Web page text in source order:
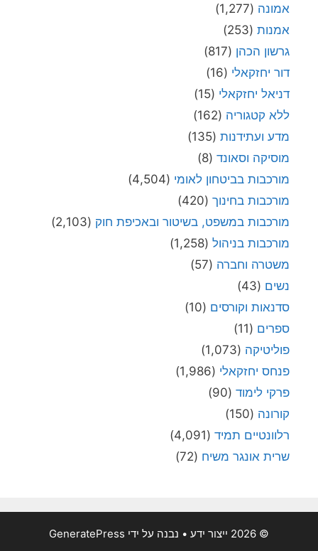
אמונה (1,277)
אמנות (253)
גרשון הכהן (817)
דור יחזקאלי (16)
דניאל יחזקאלי (15)
ללא קטגוריה (162)
מדע ועתידנות (135)
מוסיקה וסאונד (8)
מורכבות בביטחון לאומי (4,504)
מורכבות בחינוך (420)
מורכבות במשפט, בשיטור ובאכיפת חוק (2,103)
מורכבות בניהול (1,258)
משטרה וחברה (57)
נשים (43)
סדנאות וקורסים (10)
ספרים (11)
פוליטיקה (1,073)
פנחס יחזקאלי (1,986)
פרקי לימוד (90)
קורונה (150)
רלוונטיים תמיד (4,091)
שרית אונגר משיח (72)
© 2026 ייצור ידע • נבנה על ידי GeneratePress